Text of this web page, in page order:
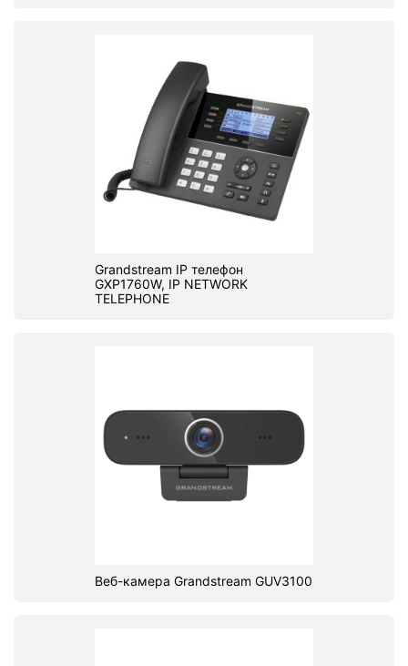
Grandstream IP телефон
GXP1760W, IP NETWORK
TELEPHONE
Веб-камера Grandstream GUV3100